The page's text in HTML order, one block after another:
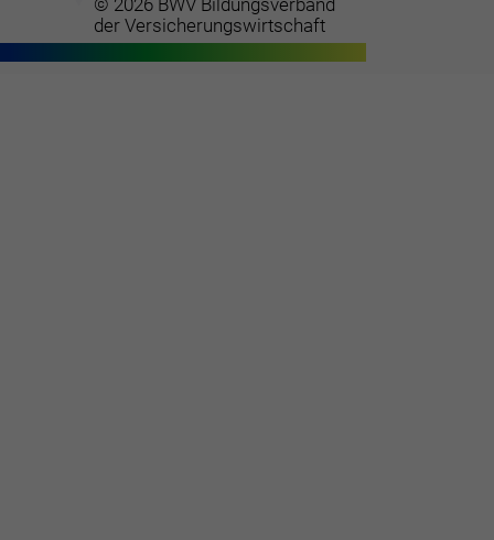
© 2026 BWV Bildungsverband
der Versicherungswirtschaft